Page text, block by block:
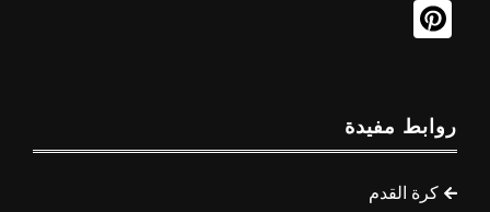
روابط مفيدة
كرة القدم